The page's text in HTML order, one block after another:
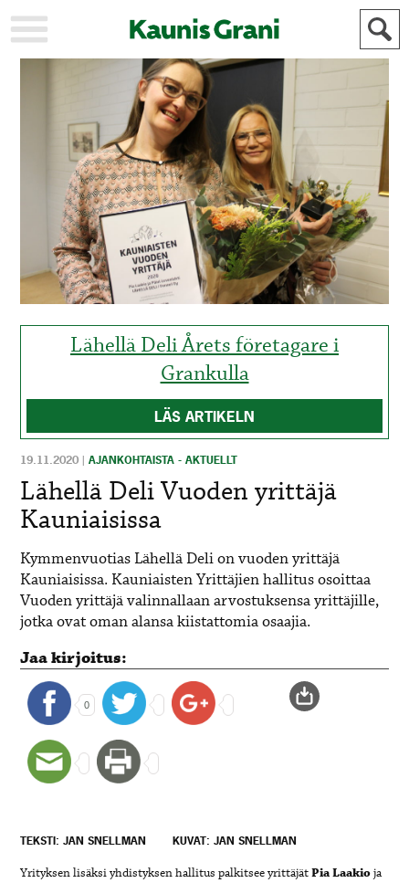
STADEN
AKTUELLT
URHEILU
IDROTT
KULTTUURI
KULTUR
HISTORIA
HISTORIA
YLEINEN
ALLMÄN
MAINOSTAJILLE
FÖR
ANNONSÖRER
Lähellä Deli Årets företagare i
Grankulla
LÄS ARTIKELN
19.11.2020 |AJANKOHTAISTA - AKTUELLT
Lähellä Deli Vuoden yrittäjä
Kauniaisissa
Kymmenvuotias Lähellä Deli on vuoden yrittäjä
Kauniaisissa. Kauniaisten Yrittäjien hallitus osoittaa
Vuoden yrittäjä valinnallaan arvostuksensa yrittäjille,
jotka ovat oman alansa kiistattomia osaajia.
Jaa kirjoitus:
0
TEKSTI: JAN SNELLMAN KUVAT: JAN SNELLMAN
Yrityksen lisäksi yhdistyksen hallitus palkitsee yrittäjätPia Laakioja